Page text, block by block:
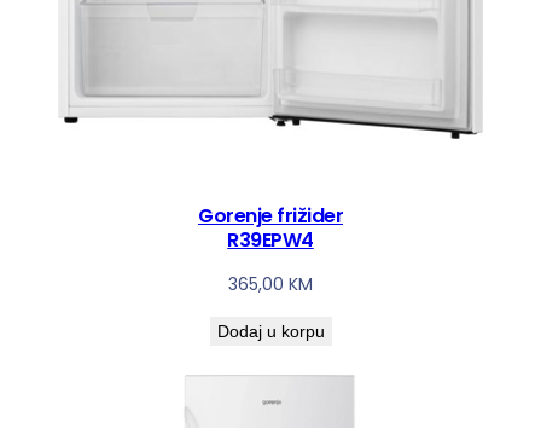
Gorenje frižider
R39EPW4
365,00 KM
Dodaj u korpu